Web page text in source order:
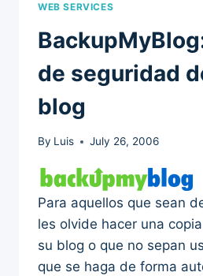
WEB SERVICES
de seguridad
blog
By Luis July 26, 2006
Para aquellos que sean
les olvide hacer una
su blog o que no sepan
que se haga de forma